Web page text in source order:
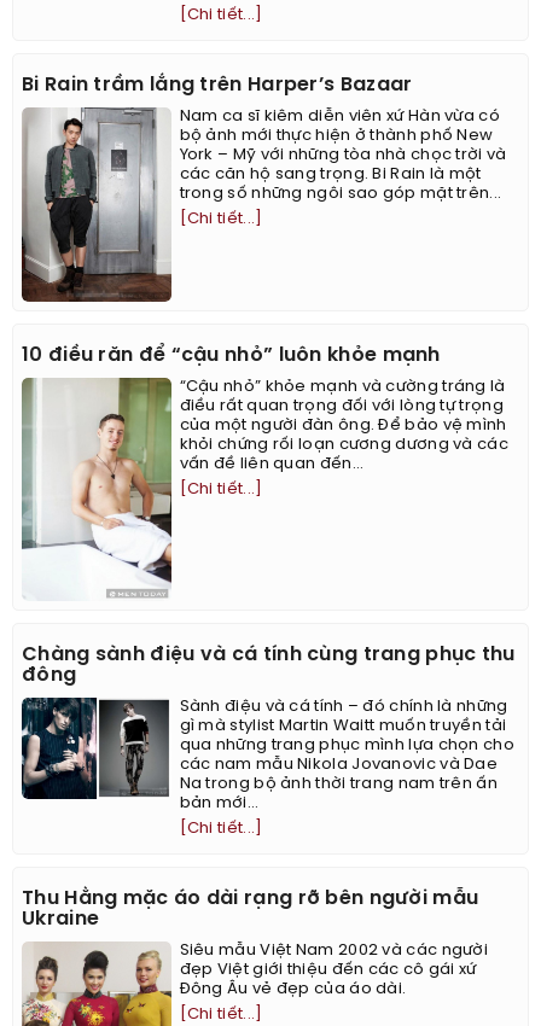
[Chi tiết...]
Bi Rain trầm lắng trên Harper’s Bazaar
Nam ca sĩ kiêm diễn viên xứ Hàn vừa có
bộ ảnh mới thực hiện ở thành phố New
York – Mỹ với những tòa nhà chọc trời và
các căn hộ sang trọng. Bi Rain là một
trong số những ngôi sao góp mặt trên...
[Chi tiết...]
10 điều răn để “cậu nhỏ” luôn khỏe mạnh
“Cậu nhỏ” khỏe mạnh và cường tráng là
điều rất quan trọng đối với lòng tự trọng
của một người đàn ông. Để bảo vệ mình
khỏi chứng rối loạn cương dương và các
vấn đề liên quan đến...
[Chi tiết...]
Chàng sành điệu và cá tính cùng trang phục thu
đông
Sành điệu và cá tính – đó chính là những
gì mà stylist Martin Waitt muốn truyền tải
qua những trang phục mình lựa chọn cho
các nam mẫu Nikola Jovanovic và Dae
Na trong bộ ảnh thời trang nam trên ấn
bản mới...
[Chi tiết...]
Thu Hằng mặc áo dài rạng rỡ bên người mẫu
Ukraine
Siêu mẫu Việt Nam 2002 và các người
đẹp Việt giới thiệu đến các cô gái xứ
Đông Âu vẻ đẹp của áo dài.
[Chi tiết...]